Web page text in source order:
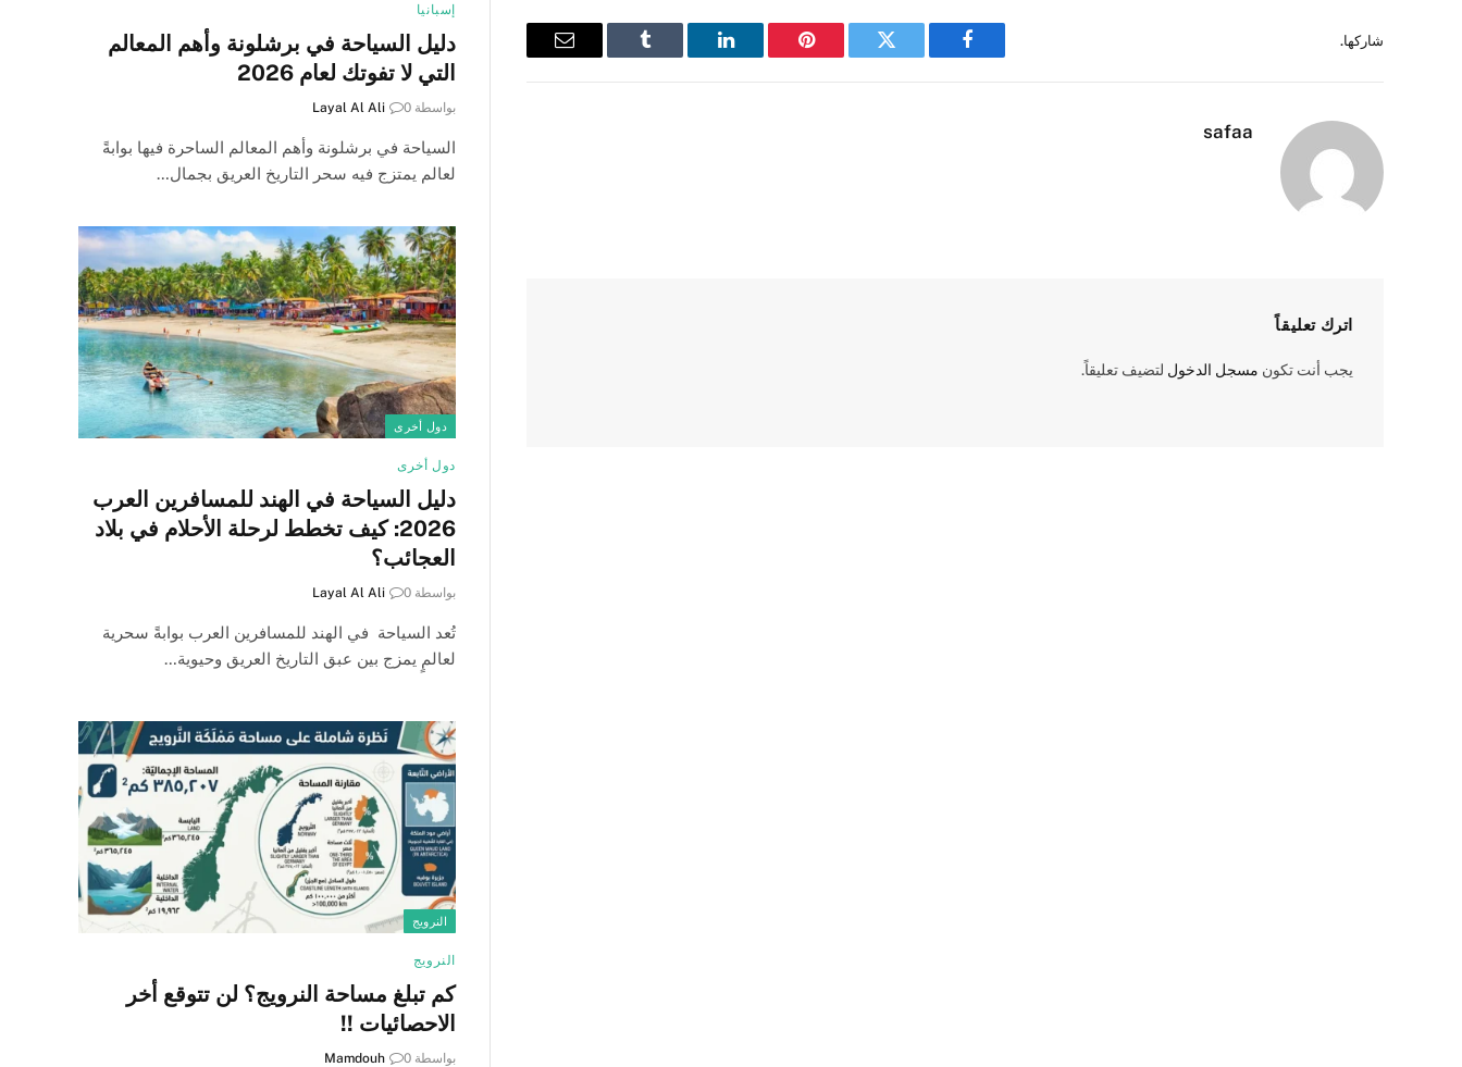
شاركها.
فيسبوك تويتر بينتيريستلينكدإن Tumblr
البريد
safaa
اترك تعليقاً
يجب أنت تكون مسجل الدخول لتضيف تعليقاً.
إسبانيا
دليل السياحة في برشلونة وأهم المعالم
التي لا تفوتك لعام 2026
بواسطة Layal Al Ali 0
السياحة في برشلونة وأهم المعالم الساحرة فيها بوابةً
لعالم يمتزج فيه سحر التاريخ العريق بجمال…
دول أخرى
دول أخرى
دليل السياحة في الهند للمسافرين العرب
2026: كيف تخطط لرحلة الأحلام في بلاد
العجائب؟
بواسطة Layal Al Ali 0
تُعد السياحة في الهند للمسافرين العرب بوابةً سحرية
لعالمٍ يمزج بين عبق التاريخ العريق وحيوية…
النرويج
النرويج
كم تبلغ مساحة النرويج؟ لن تتوقع أخر
الاحصائيات !!
بواسطة Mamdouh 0